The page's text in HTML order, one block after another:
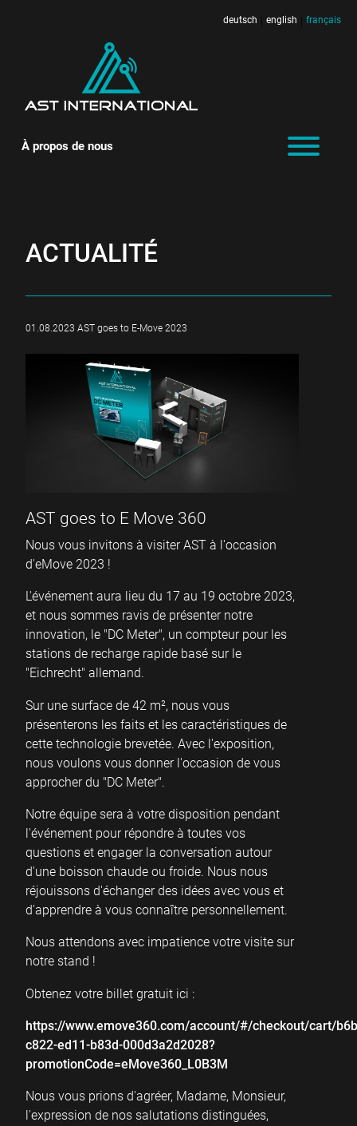
deutsch english français
À propos de nous
ACTUALITÉ
01.08.2023 AST goes to E-Move 2023
AST goes to E Move 360
Nous vous invitons à visiter AST à l'occasion
d'eMove 2023 !
L'événement aura lieu du 17 au 19 octobre 2023,
et nous sommes ravis de présenter notre
innovation, le "DC Meter", un compteur pour les
stations de recharge rapide basé sur le
"Eichrecht" allemand.
Sur une surface de 42 m², nous vous
présenterons les faits et les caractéristiques de
cette technologie brevetée. Avec l'exposition,
nous voulons vous donner l'occasion de vous
approcher du "DC Meter".
Notre équipe sera à votre disposition pendant
l'événement pour répondre à toutes vos
questions et engager la conversation autour
d'une boisson chaude ou froide. Nous nous
réjouissons d'échanger des idées avec vous et
d'apprendre à vous connaître personnellement.
Nous attendons avec impatience votre visite sur
notre stand !
Obtenez votre billet gratuit ici :
https://www.emove360.com/account/#/checkout/cart/
c822-ed11-b83d-000d3a2d2028?
promotionCode=eMove360_L0B3M
Nous vous prions d'agréer, Madame, Monsieur,
l'expression de nos salutations distinguées,